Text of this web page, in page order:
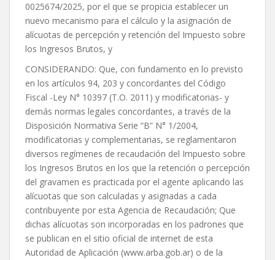
0025674/2025, por el que se propicia establecer un
nuevo mecanismo para el cálculo y la asignación de
alícuotas de percepción y retención del Impuesto sobre
los Ingresos Brutos, y
CONSIDERANDO: Que, con fundamento en lo previsto
en los artículos 94, 203 y concordantes del Código
Fiscal -Ley N° 10397 (T.O. 2011) y modificatorias- y
demás normas legales concordantes, a través de la
Disposición Normativa Serie “B” N° 1/2004,
modificatorias y complementarias, se reglamentaron
diversos regímenes de recaudación del Impuesto sobre
los Ingresos Brutos en los que la retención o percepción
del gravamen es practicada por el agente aplicando las
alícuotas que son calculadas y asignadas a cada
contribuyente por esta Agencia de Recaudación; Que
dichas alícuotas son incorporadas en los padrones que
se publican en el sitio oficial de internet de esta
Autoridad de Aplicación (www.arba.gob.ar) o de la